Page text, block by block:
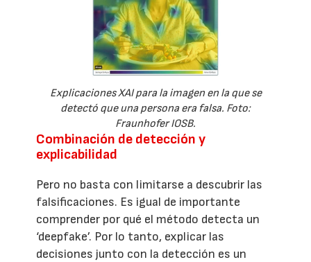
Explicaciones XAI para la imagen en la que se
detectó que una persona era falsa. Foto:
Fraunhofer IOSB.
Combinación de detección y
explicabilidad
Pero no basta con limitarse a descubrir las
falsificaciones. Es igual de importante
comprender por qué el método detecta un
‘deepfake’. Por lo tanto, explicar las
decisiones junto con la detección es un